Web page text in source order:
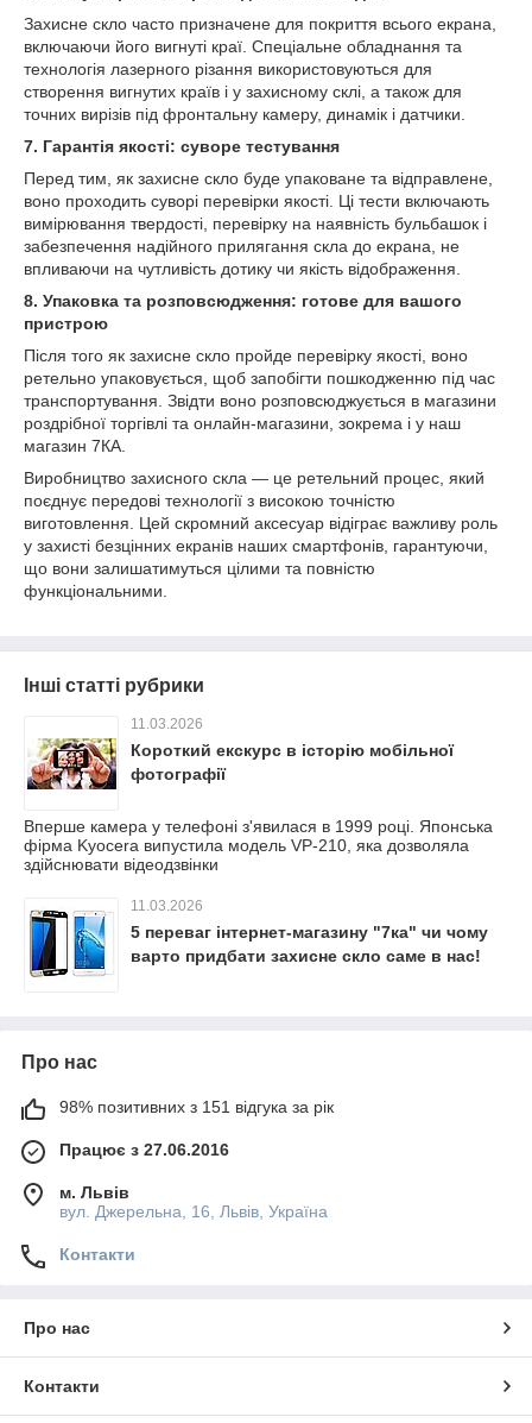
Захисне скло часто призначене для покриття всього екрана,
включаючи його вигнуті краї. Спеціальне обладнання та
технологія лазерного різання використовуються для
створення вигнутих країв і у захисному склі, а також для
точних вирізів під фронтальну камеру, динамік і датчики.
7. Гарантія якості: суворе тестування
Перед тим, як захисне скло буде упаковане та відправлене,
воно проходить суворі перевірки якості. Ці тести включають
вимірювання твердості, перевірку на наявність бульбашок і
забезпечення надійного прилягання скла до екрана, не
впливаючи на чутливість дотику чи якість відображення.
8. Упаковка та розповсюдження: готове для вашого
пристрою
Після того як захисне скло пройде перевірку якості, воно
ретельно упаковується, щоб запобігти пошкодженню під час
транспортування. Звідти воно розповсюджується в магазини
роздрібної торгівлі та онлайн-магазини, зокрема і у наш
магазин 7КА.
Виробництво захисного скла — це ретельний процес, який
поєднує передові технології з високою точністю
виготовлення. Цей скромний аксесуар відіграє важливу роль
у захисті безцінних екранів наших смартфонів, гарантуючи,
що вони залишатимуться цілими та повністю
функціональними.
Інші статті рубрики
11.03.2026
Короткий екскурс в історію мобільної
фотографії
Вперше камера у телефоні з'явилася в 1999 році. Японська
фірма Kyocera випустила модель VP-210, яка дозволяла
здійснювати відеодзвінки
11.03.2026
5 переваг інтернет-магазину "7ка" чи чому
варто придбати захисне скло саме в нас!
Про нас
98% позитивних з 151 відгука за рік
Працює з 27.06.2016
м. Львів
вул. Джерельна, 16, Львів, Україна
Контакти
Про нас
Контакти